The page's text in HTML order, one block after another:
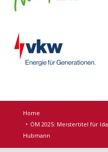
Home
ÖM 2025: Meistertitel für
Hubmann